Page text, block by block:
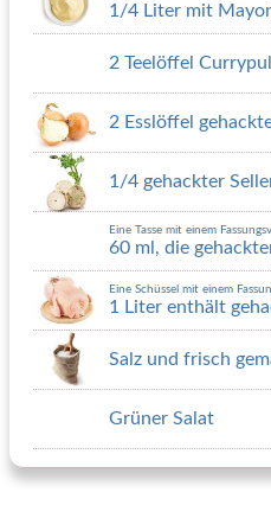
1/4 Liter mit
2 Teelöffel
2 Esslöffel
1/4 gehackter
Eine Tasse mit einem
60 ml, die
Eine Schüssel mit einem
1 Liter enthält
Salz und frisch
Grüner Salat